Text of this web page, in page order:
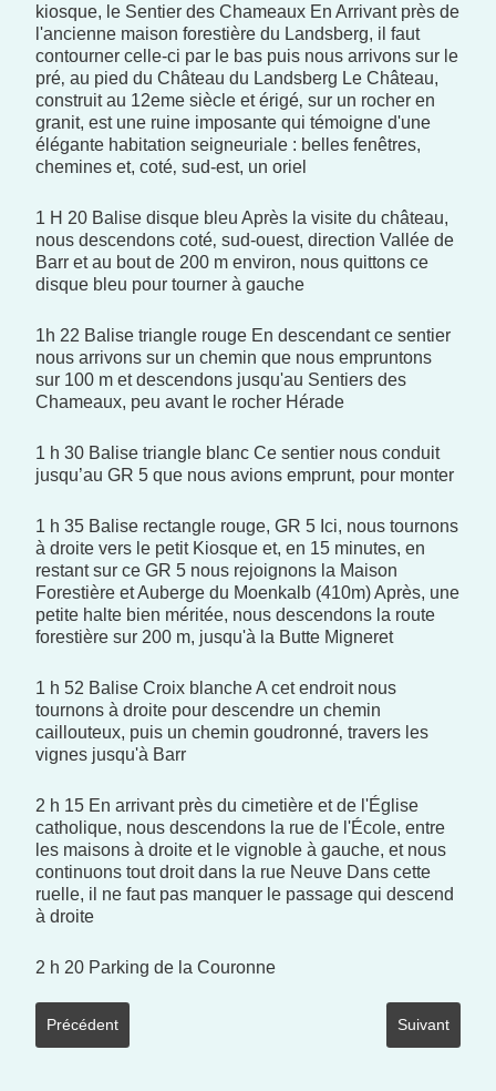
kiosque, le Sentier des Chameaux En Arrivant près de
l'ancienne maison forestière du Landsberg, il faut
contourner celle-ci par le bas puis nous arrivons sur le
pré‚ au pied du Château du Landsberg Le Château,
construit au 12eme siècle et érigé‚ sur un rocher en
granit, est une ruine imposante qui témoigne d'une
élégante habitation seigneuriale : belles fenêtres,
chemines et, coté‚ sud-est, un oriel
1 H 20 Balise disque bleu Après la visite du château,
nous descendons coté‚ sud-ouest, direction Vallée de
Barr et au bout de 200 m environ, nous quittons ce
disque bleu pour tourner à gauche
1h 22 Balise triangle rouge En descendant ce sentier
nous arrivons sur un chemin que nous empruntons
sur 100 m et descendons jusqu'au Sentiers des
Chameaux, peu avant le rocher Hérade
1 h 30 Balise triangle blanc Ce sentier nous conduit
jusqu’au GR 5 que nous avions emprunt‚ pour monter
1 h 35 Balise rectangle rouge, GR 5 Ici, nous tournons
à droite vers le petit Kiosque et, en 15 minutes, en
restant sur ce GR 5 nous rejoignons la Maison
Forestière et Auberge du Moenkalb (410m) Après, une
petite halte bien méritée, nous descendons la route
forestière sur 200 m, jusqu'à la Butte Migneret
1 h 52 Balise Croix blanche A cet endroit nous
tournons à droite pour descendre un chemin
caillouteux, puis un chemin goudronné‚ travers les
vignes jusqu'à Barr
2 h 15 En arrivant près du cimetière et de l'Église
catholique, nous descendons la rue de l'École, entre
les maisons à droite et le vignoble à gauche, et nous
continuons tout droit dans la rue Neuve Dans cette
ruelle, il ne faut pas manquer le passage qui descend
à droite
2 h 20 Parking de la Couronne
Article précédent : som 03 balades nuée bleue dna
Précédent Article
Suivant